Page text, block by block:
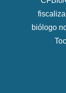
biólogo